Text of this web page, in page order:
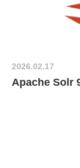
2026.02.17
Apache Solr